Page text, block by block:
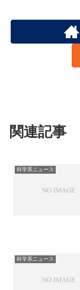
関連記事
科学系ニュース
科学系ニュース